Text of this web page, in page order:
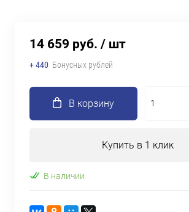
14 659 руб. / шт
+ 440 Бонусных рублей
В корзину
Купить в 1 клик
В наличии